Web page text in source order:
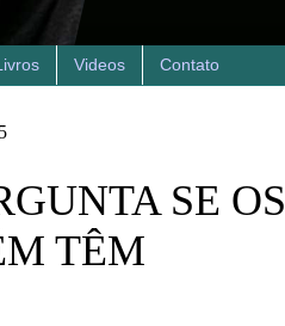
Videos Contato
SE OS
TÊM